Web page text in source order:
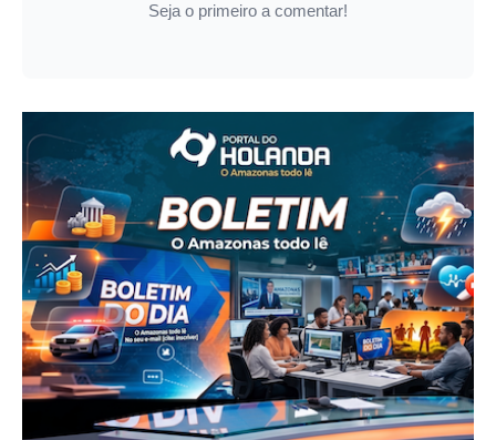
Seja o primeiro a comentar!